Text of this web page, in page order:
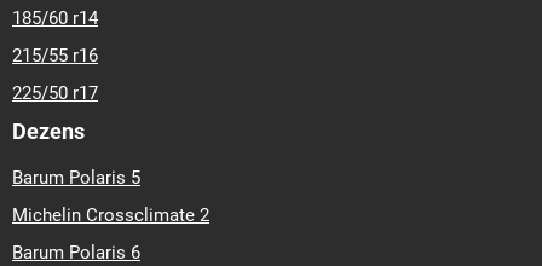
185/60 r14
215/55 r16
225/50 r17
Dezens
Barum Polaris 5
Michelin Crossclimate 2
Barum Polaris 6